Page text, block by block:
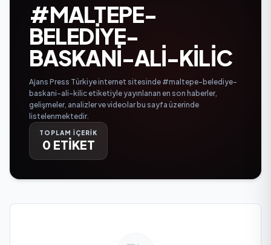
#MALTEPE-
BELEDIYE-
BASKANI-ALI-KILIC
Ajans Press Türkiye internet sitesinde #maltepe-belediye-
baskani-ali-kilic etiketiyle yayınlanan en son haberler,
gelişmeler, analizler ve videolar bu sayfa üzerinde
listelenmektedir.
TOPLAM İÇERİK
0 ETİKET